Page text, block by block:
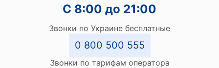
С 8:00 до 21:00
Звонки по Украине бесплатные
0 800 500 555
Звонки по тарифам оператора